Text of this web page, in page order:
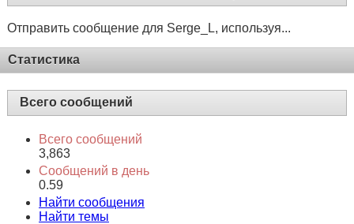
Отправить сообщение для Serge_L, используя...
Статистика
Всего сообщений
Всего сообщений
3,863
Сообщений в день
0.59
Найти сообщения
Найти темы